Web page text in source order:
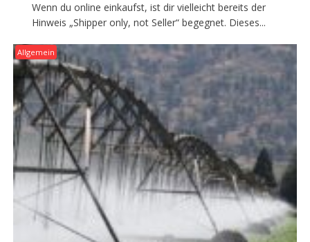
Wenn du online einkaufst, ist dir vielleicht bereits der
Hinweis „Shipper only, not Seller“ begegnet. Dieses...
Allgemein